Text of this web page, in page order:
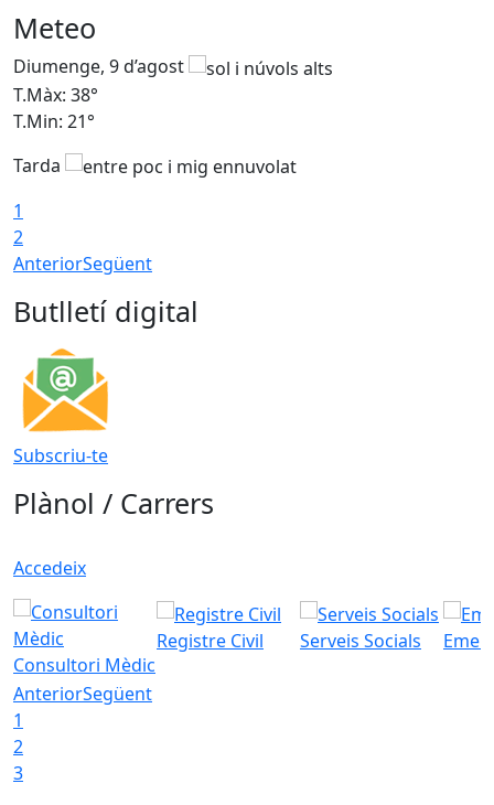
Meteo
Diumenge, 9 d’agost
T.Màx: 38°
T.Min: 21°
Tarda
1
2
AnteriorSegüent
Butlletí digital
Subscriu-te
Plànol / Carrers
Accedeix
Consultori Mèdic
Registre Civil Serveis Socials
AnteriorSegüent
1
2
3